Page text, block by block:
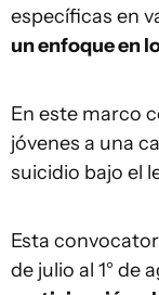
específicas en
un enfoque en
En este marco
jóvenes a una
suicidio bajo el
Esta
de julio al 1° de